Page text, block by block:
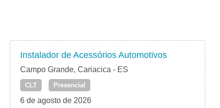
Instalador de Acessórios Automotivos
Campo Grande, Cariacica - ES
CLT Presencial
6 de agosto de 2026